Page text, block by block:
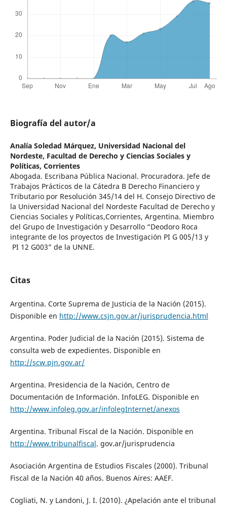
Biografía del autor/a
Analía Soledad Márquez, Universidad Nacional del
Nordeste, Facultad de Derecho y Ciencias Sociales y
Políticas, Corrientes
Abogada. Escribana Pública Nacional. Procuradora. Jefe de
Trabajos Prácticos de la Cátedra B Derecho Financiero y
Tributario por Resolución 345/14 del H. Consejo Directivo de
la Universidad Nacional del Nordeste Facultad de Derecho y
Ciencias Sociales y Políticas,Corrientes, Argentina. Miembro
del Grupo de Investigación y Desarrollo “Deodoro Roca
integrante de los proyectos de Investigación PI G 005/13 y
PI 12 G003” de la UNNE.
Citas
Argentina. Corte Suprema de Justicia de la Nación (2015).
Disponible en http://www.csjn.gov.ar/jurisprudencia.html
Argentina. Poder Judicial de la Nación (2015). Sistema de
consulta web de expedientes. Disponible en
http://scw.pjn.gov.ar/
Argentina. Presidencia de la Nación, Centro de
Documentación de Información. InfoLEG. Disponible en
http://www.infoleg.gov.ar/infolegInternet/anexos
Argentina. Tribunal Fiscal de la Nación. Disponible en
http://www.tribunalfiscal. gov.ar/jurisprudencia
Asociación Argentina de Estudios Fiscales (2000). Tribunal
Fiscal de la Nación 40 años. Buenos Aires: AAEF.
Cogliati, N. y Landoni, J. I. (2010). ¿Apelación ante el tribunal